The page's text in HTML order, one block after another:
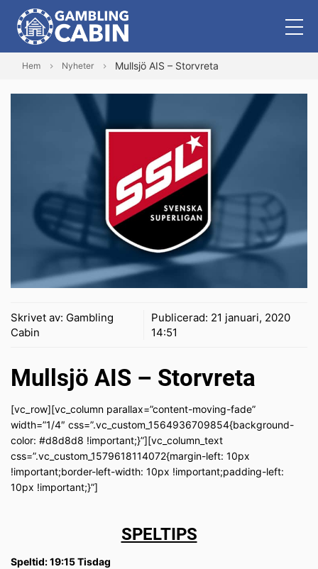
Hem Nyheter Mullsjö AIS – Storvreta
Skrivet av: Gambling
Cabin
Publicerad: 21 januari, 2020
14:51
Mullsjö AIS – Storvreta
[vc_row][vc_column parallax=”content-moving-fade”
width=”1/4″ css=”.vc_custom_1564936709854{background-
color: #d8d8d8 !important;}”][vc_column_text
css=”.vc_custom_1579618114072{margin-left: 10px
!important;border-left-width: 10px !important;padding-left:
10px !important;}”]
SPELTIPS
Speltid: 19:15 Tisdag